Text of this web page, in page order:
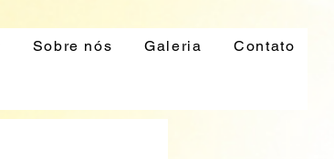
Sobre nós Galeria Contato